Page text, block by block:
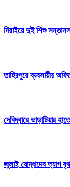
দিরাইয়ে দুই শিশু
তাহিরপুরে ব্যবসায়ীর
দেবিদ্বারে ভাড়াটিয়ার
জুলাই যোদ্ধাদের ত্যাগ